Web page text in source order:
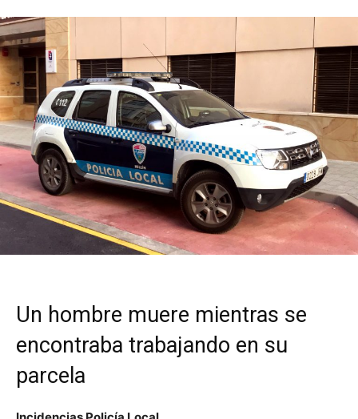
Un hombre muere mientras se
encontraba trabajando en su
parcela